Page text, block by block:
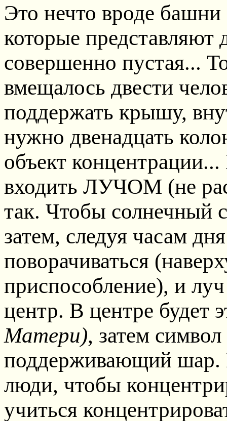
Это нечто вроде
которые представляют
совершенно пустая...
вмещалось двести
поддержать крышу,
нужно двенадцать
объект
входить ЛУЧОМ (не
так. Чтобы солнечный
затем, следуя часам
поворачиваться
приспособление), и
центр. В центре будет
Матери), затем
поддерживающий шар.
люди, чтобы
учиться